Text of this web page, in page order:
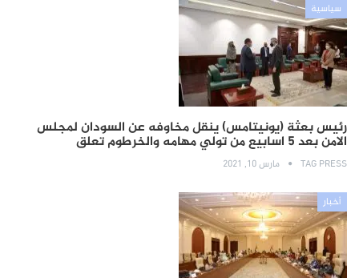
سياسية
رئيس بعثة (يونيتامس) ينقل مخاوفه عن السودان لمجلس
الامن بعد 5 اسابيع من تولي مهامه والخرطوم تعلق
TAG PRESS مارس 10, 2021
أخبار